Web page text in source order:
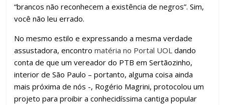
“brancos não reconhecem a existência de negros”. Sim,
você não leu errado.
No mesmo estilo e expressando a mesma verdade
assustadora, encontromatéria no Portal UOL dando
conta de que um vereador do PTB em Sertãozinho,
interior de São Paulo – portanto, alguma coisa ainda
mais próxima de nós -, Rogério Magrini, protocolou um
projeto para proibir a conhecidíssima cantiga popular